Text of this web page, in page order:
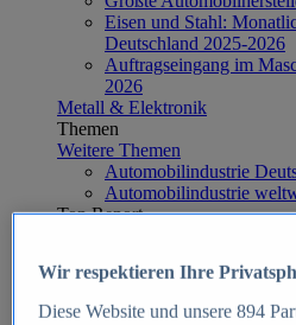
Eisen und Stahl:
Deutschland 2025-2026
Auftragseingang im
2026
Metall & Elektronik
Themen
Weitere Themen
Automobilindustrie
Automobilindustrie
Top Report
Wir respektieren Ihre
Diese Website und unsere 894